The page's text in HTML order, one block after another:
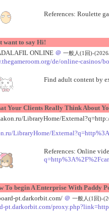
References: Roulette
want to say Hi!
ONLINE ＠ 一般人(1回)-
de/online-casinos/
Find adult content by
Your Clients Really Think About
LibraryHome/
LibraryHome/
References: Online
To begin A Enterprise With Paddy
pt.darkorbit.com/ ＠ 一般人(1回)-
pt.darkorbit.com/